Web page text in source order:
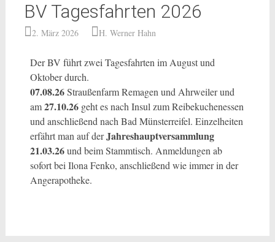
BV Tagesfahrten 2026
2. März 2026 H. Werner Hahn
Der BV führt zwei Tagesfahrten im August und
Oktober durch.
07.08.26Straußenfarm Remagen und Ahrweiler und
am27.10.26geht es nach Insul zum Reibekuchenessen
und anschließend nach Bad Münsterreifel. Einzelheiten
erfährt man auf derJahreshauptversammlung
21.03.26und beim Stammtisch. Anmeldungen ab
sofort bei Ilona Fenko, anschließend wie immer in der
Angerapotheke.